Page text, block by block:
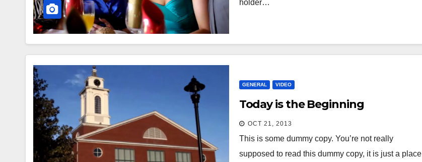
holder…
GENERAL VIDEO
Today is the Beginning
OCT 21, 2013
This is some dummy copy. You’re not really
supposed to read this dummy copy, it is just a place